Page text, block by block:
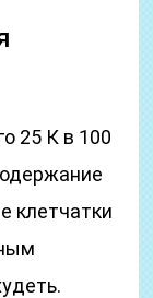
25 К в 100
клетчатки